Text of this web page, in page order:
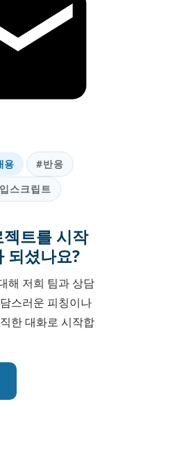
용
#반응
스크립트
트를 시작
되셨나요?
해 저희 팀과 상담
스러운 피칭이나
한 대화로 시작합